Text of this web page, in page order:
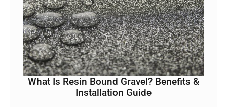
What Is Resin Bound Gravel? Benefits &
Installation Guide